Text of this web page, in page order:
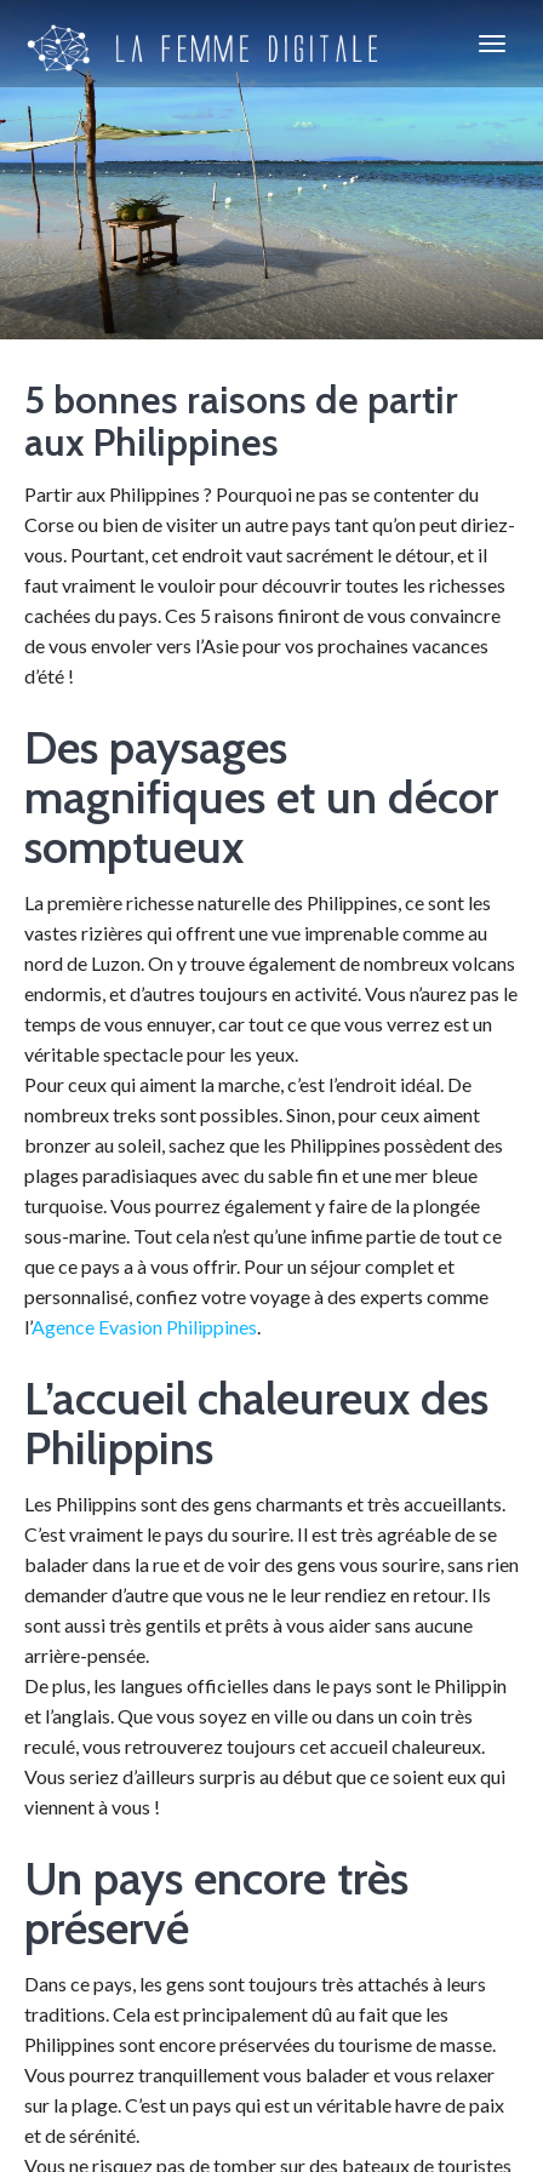
5 bonnes raisons de partir
aux Philippines
Partir aux Philippines ? Pourquoi ne pas se contenter du
Corse ou bien de visiter un autre pays tant qu’on peut diriez-
vous. Pourtant, cet endroit vaut sacrément le détour, et il
faut vraiment le vouloir pour découvrir toutes les richesses
cachées du pays. Ces 5 raisons finiront de vous convaincre
de vous envoler vers l’Asie pour vos prochaines vacances
d’été !
Des paysages
magnifiques et un décor
somptueux
La première richesse naturelle des Philippines, ce sont les
vastes rizières qui offrent une vue imprenable comme au
nord de Luzon. On y trouve également de nombreux volcans
endormis, et d’autres toujours en activité. Vous n’aurez pas le
temps de vous ennuyer, car tout ce que vous verrez est un
véritable spectacle pour les yeux.
Pour ceux qui aiment la marche, c’est l’endroit idéal. De
nombreux treks sont possibles. Sinon, pour ceux aiment
bronzer au soleil, sachez que les Philippines possèdent des
plages paradisiaques avec du sable fin et une mer bleue
turquoise. Vous pourrez également y faire de la plongée
sous-marine. Tout cela n’est qu’une infime partie de tout ce
que ce pays a à vous offrir. Pour un séjour complet et
personnalisé, confiez votre voyage à des experts comme
l’Agence Evasion Philippines.
L’accueil chaleureux des
Philippins
Les Philippins sont des gens charmants et très accueillants.
C’est vraiment le pays du sourire. Il est très agréable de se
balader dans la rue et de voir des gens vous sourire, sans rien
demander d’autre que vous ne le leur rendiez en retour. Ils
sont aussi très gentils et prêts à vous aider sans aucune
arrière-pensée.
De plus, les langues officielles dans le pays sont le Philippin
et l’anglais. Que vous soyez en ville ou dans un coin très
reculé, vous retrouverez toujours cet accueil chaleureux.
Vous seriez d’ailleurs surpris au début que ce soient eux qui
viennent à vous !
Un pays encore très
préservé
Dans ce pays, les gens sont toujours très attachés à leurs
traditions. Cela est principalement dû au fait que les
Philippines sont encore préservées du tourisme de masse.
Vous pourrez tranquillement vous balader et vous relaxer
sur la plage. C’est un pays qui est un véritable havre de paix
et de sérénité.
Vous ne risquez pas de tomber sur des bateaux de touristes